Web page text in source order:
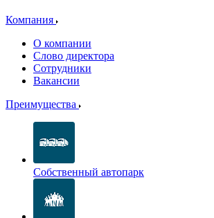
Компания
О компании
Слово директора
Сотрудники
Вакансии
Преимущества
Собственный автопарк